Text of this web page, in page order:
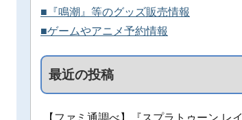
■『鳴潮』等のグッズ販売情報
■ゲームやアニメ予約情報
最近の投稿
【ファミ通調べ】『スプラトゥーン レイ